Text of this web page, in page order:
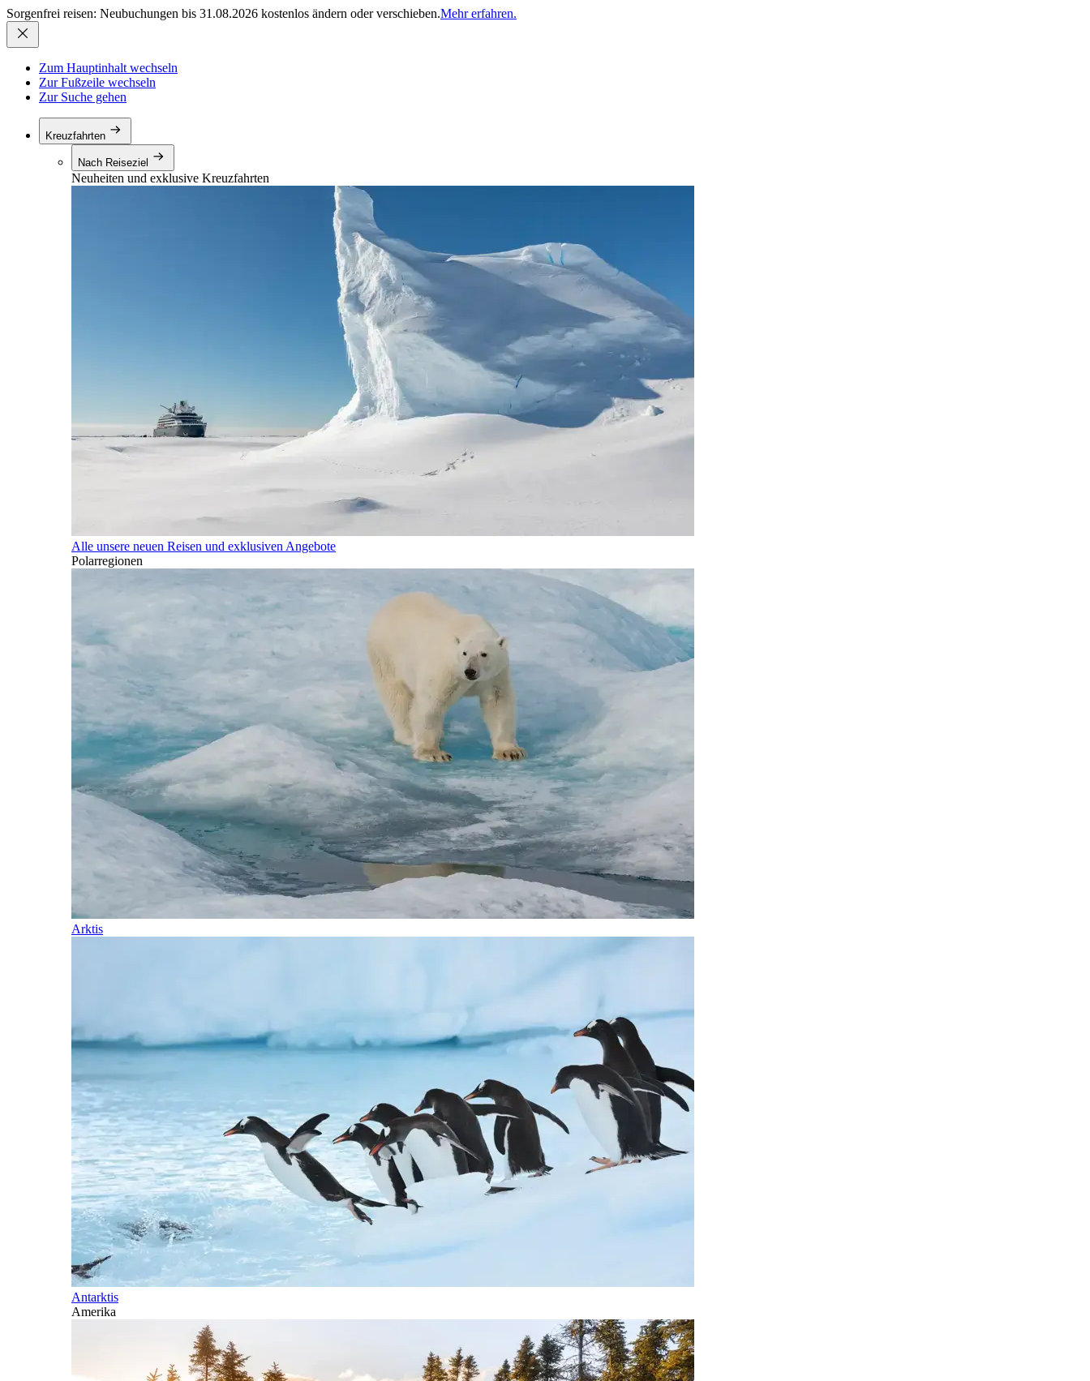
Sorgenfrei reisen: Neubuchungen bis 31.08.2026 kostenlos ändern oder verschieben.Mehr erfahren.
Zum Hauptinhalt wechseln
Zur Fußzeile wechseln
Zur Suche gehen
Kreuzfahrten
Nach Reiseziel
Neuheiten und exklusive Kreuzfahrten
Alle unsere neuen Reisen und exklusiven Angebote
Polarregionen
Arktis
Antarktis
Amerika